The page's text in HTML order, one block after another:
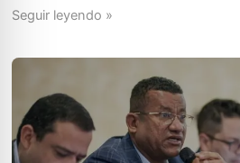
Seguir leyendo »